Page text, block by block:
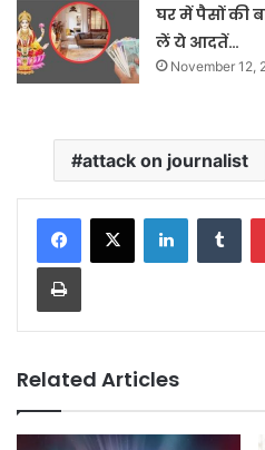
घर में पैसों की
लें ये आदतें…
November 12,
attack on journalist
LinkedIn
Print
Related Articles